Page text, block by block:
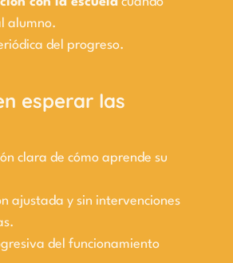
alumno.
del progreso.
esperar las
clara de cómo aprende su
ajustada y sin intervenciones
del funcionamiento